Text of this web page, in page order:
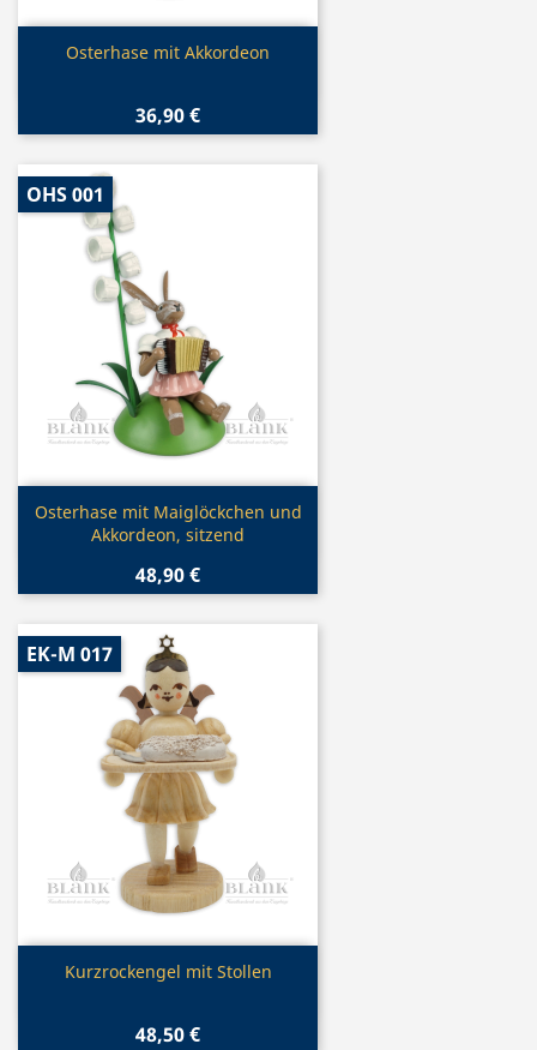
Vorschau
Osterhase mit Akkordeon
36,90 €
Vorschau
Osterhase mit Maiglöckchen und
Akkordeon, sitzend
48,90 €
OHS 001
Vorschau
Kurzrockengel mit Stollen
48,50 €
EK-M 017